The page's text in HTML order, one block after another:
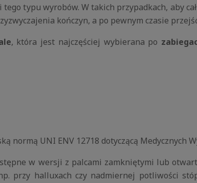
typu wyrobów. W takich przypadkach, aby
kończyn, a po pewnym czasie
, która jest najczęściej wybierana po
normą UNI ENV 12718 dotyczącą Medycznych
w wersji z palcami zamkniętymi lub
przy halluxach czy nadmiernej potliwości